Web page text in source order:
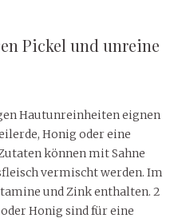
Pickel und unreine
Hautunreinheiten eignen
Honig oder eine
können mit Sahne
vermischt werden. Im
und Zink enthalten. 2
Honig sind für eine